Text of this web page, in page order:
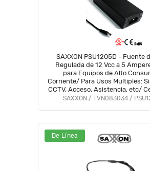
SAXXON PSU1205D - Fuente
Regulada de 12 Vcc a 5
para Equipos de Alto
Corriente/ Para Usos Multiples:
CCTV, Acceso, Asistencia, etc/
UL/
SAXXON / TVN083034 /
De Línea